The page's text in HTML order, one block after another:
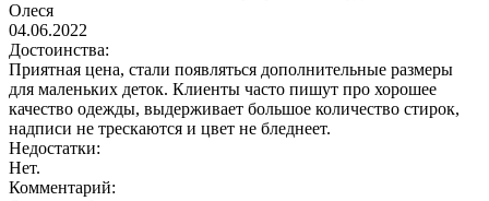
Олеся
04.06.2022
Достоинства:
Приятная цена, стали появляться дополнительные размеры
для маленьких деток. Клиенты часто пишут про хорошее
качество одежды, выдерживает большое количество стирок,
надписи не трескаются и цвет не бледнеет.
Недостатки:
Нет.
Комментарий: